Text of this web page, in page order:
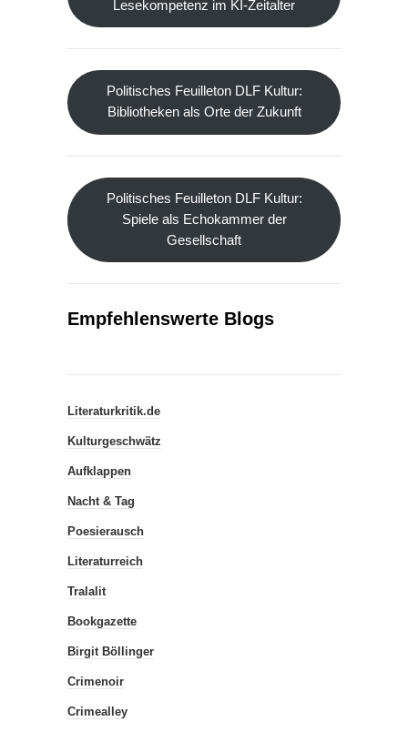
Lesekompetenz im KI-Zeitalter
Politisches Feuilleton DLF Kultur:
Bibliotheken als Orte der Zukunft
Politisches Feuilleton DLF Kultur:
Spiele als Echokammer der
Gesellschaft
Empfehlenswerte Blogs
Literaturkritik.de
Kulturgeschwätz
Aufklappen
Nacht & Tag
Poesierausch
Literaturreich
Tralalit
Bookgazette
Birgit Böllinger
Crimenoir
Crimealley